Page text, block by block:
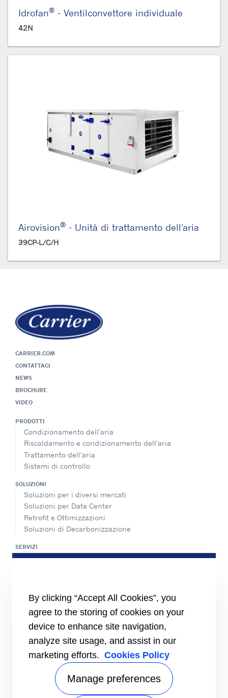
Idrofan® - Ventilconvettore individuale
42N
Airovision® - Unità di trattamento dell'aria
39CP-L/C/H
CARRIER.COM
CONTATTACI
NEWS
BROCHURE
VIDEO
PRODOTTI
Condizionamento dell'aria
Riscaldamento e condizionamento dell'aria
Trattamento dell'aria
Sistemi di controllo
SOLUZIONI
Soluzioni per i diversi mercati
Soluzioni per Data Center
Retrofit e Ottimizzazioni
Soluzioni di Decarbonizzazione
SERVIZI
Panoramica dei servizi di assistenza
Fornitori
Investitori
CARRIER
Carrier in Europa
Valori fondamentali
Certificazioni
Speak Up
By clicking “Accept All Cookies”, you
agree to the storing of cookies on your
device to enhance site navigation,
analyze site usage, and assist in our
marketing efforts. Cookies Policy
Manage preferences